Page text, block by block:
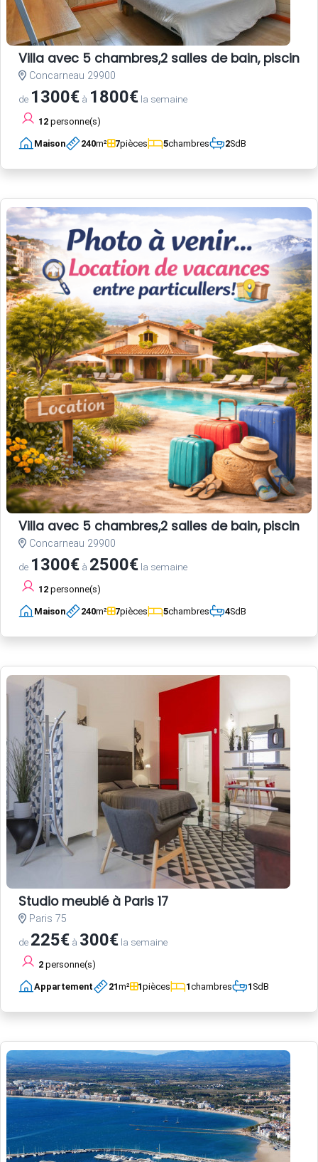
Villa avec 5 chambres,2 salles de bain, piscine
Concarneau 29900
de 1300€ à 1800€ la semaine
12 personne(s)
Maison 240m² 7pièces 5chambres 2SdB
Villa avec 5 chambres,2 salles de bain, piscine
Concarneau 29900
de 1300€ à 2500€ la semaine
12 personne(s)
Maison 240m² 7pièces 5chambres 4SdB
Studio meublé à Paris 17
Paris 75
de 225€ à 300€ la semaine
2 personne(s)
Appartement 21m² 1pièces 1chambres 1SdB